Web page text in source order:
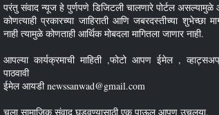
परंतु संवाद न्यूज हे पुर्णपणे डिजिटली चालणारे पोर्टल असल्यामुळे
कोणत्याही प्रकारच्या जाहिराती आणि जबरदस्तीच्या शुभेच्छा
नाही त्यामुळे कोणताही आर्थिक मोबदला मागितला जाणार नाही.
आपल्या कार्यक्रमाची माहिती ,फोटो आपण ईमेल ,
पाठवावी
ईमेल आयडी newssanwad@gmail.com
चला सामाजिक संवाद घडवण्यासाठी एक पाऊल आपण उचलूया.